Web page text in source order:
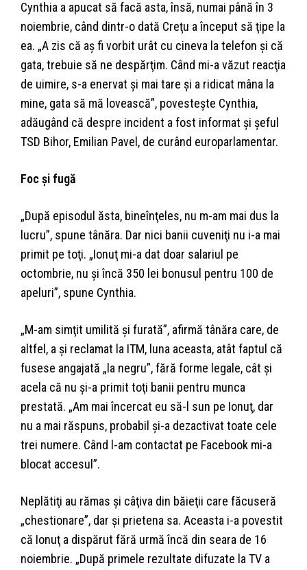
Cynthia a apucat să facă asta, însă, numai până în 3
noiembrie, când dintr-o dată Creţu a început să ţipe la
ea. „A zis că aş fi vorbit urât cu cineva la telefon şi că
gata, trebuie să ne despărţim. Când mi-a văzut reacţia
de uimire, s-a enervat şi mai tare şi a ridicat mâna la
mine, gata să mă lovească”, povesteşte Cynthia,
adăugând că despre incident a fost informat şi şeful
TSD Bihor, Emilian Pavel, de curând europarlamentar.
Foc şi fugă
„După episodul ăsta, bineînţeles, nu m-am mai dus la
lucru”, spune tânăra. Dar nici banii cuveniţi nu i-a mai
primit pe toţi. „Ionuţ mi-a dat doar salariul pe
octombrie, nu şi încă 350 lei bonusul pentru 100 de
apeluri”, spune Cynthia.
„M-am simţit umilită şi furată”, afirmă tânăra care, de
altfel, a şi reclamat la ITM, luna aceasta, atât faptul că
fusese angajată „la negru”, fără forme legale, cât şi
acela că nu şi-a primit toţi banii pentru munca
prestată. „Am mai încercat eu să-l sun pe Ionuţ, dar
nu a mai răspuns, probabil şi-a dezactivat toate cele
trei numere. Când l-am contactat pe Facebook mi-a
blocat accesul”.
Neplătiţi au rămas şi câţiva din băieţii care făcuseră
„chestionare”, dar şi prietena sa. Aceasta i-a povestit
că Ionuţ a dispărut fără urmă încă din seara de 16
noiembrie. „După primele rezultate difuzate la TV a